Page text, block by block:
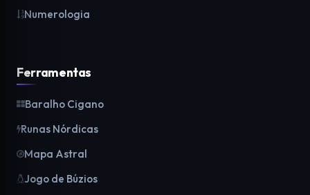
Numerologia
Ferramentas
Baralho Cigano
Runas Nórdicas
Mapa Astral
Jogo de Búzios